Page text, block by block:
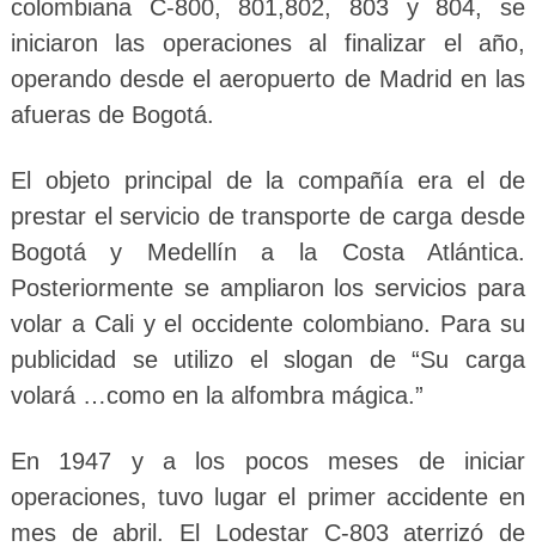
colombiana C-800, 801,802, 803 y 804, se
iniciaron las operaciones al finalizar el año,
operando desde el aeropuerto de Madrid en las
afueras de Bogotá.
El objeto principal de la compañía era el de
prestar el servicio de transporte de carga desde
Bogotá y Medellín a la Costa Atlántica.
Posteriormente se ampliaron los servicios para
volar a Cali y el occidente colombiano. Para su
publicidad se utilizo el slogan de “Su carga
volará …como en la alfombra mágica.”
En 1947 y a los pocos meses de iniciar
operaciones, tuvo lugar el primer accidente en
mes de abril. El Lodestar C-803 aterrizó de